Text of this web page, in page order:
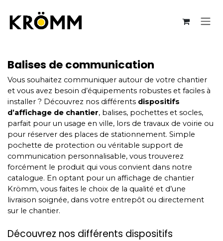
Balises de communication
Vous souhaitez communiquer autour de votre chantier
et vous avez besoin d’équipements robustes et faciles à
installer ? Découvrez nos différents dispositifs
d’affichage de chantier, balises, pochettes et socles,
parfait pour un usage en ville, lors de travaux de voirie ou
pour réserver des places de stationnement. Simple
pochette de protection ou véritable support de
communication personnalisable, vous trouverez
forcément le produit qui vous convient dans notre
catalogue. En optant pour un affichage de chantier
Krömm, vous faites le choix de la qualité et d’une
livraison soignée, dans votre entrepôt ou directement
sur le chantier.
Découvrez nos différents dispositifs